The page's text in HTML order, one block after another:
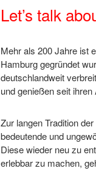
Let’s talk
Mehr als 200 Jahre ist
Hamburg gegründet
deutschlandweit
und genießen seit
Zur langen Tradition
bedeutende und
Diese wieder neu zu
erlebbar zu machen,